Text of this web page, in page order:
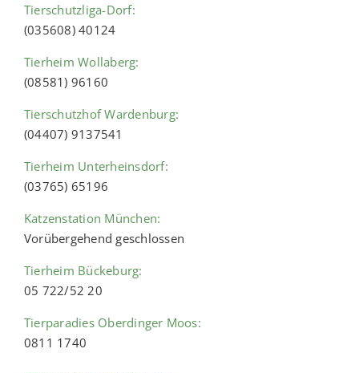
Tierschutzliga-Dorf:
(035608) 40124
Tierheim Wollaberg:
(08581) 96160
Tierschutzhof Wardenburg:
(04407) 9137541
Tierheim Unterheinsdorf:
(03765) 65196
Katzenstation München:
Vorübergehend geschlossen
Tierheim Bückeburg:
05 722/52 20
Tierparadies Oberdinger Moos:
0811 1740